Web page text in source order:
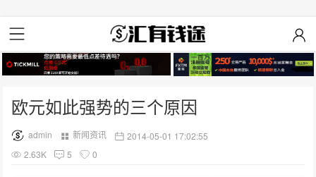
欧元如此强势的三个原因
admin 新闻资讯
2014-05-01 17:02:55
2.63K
5 0